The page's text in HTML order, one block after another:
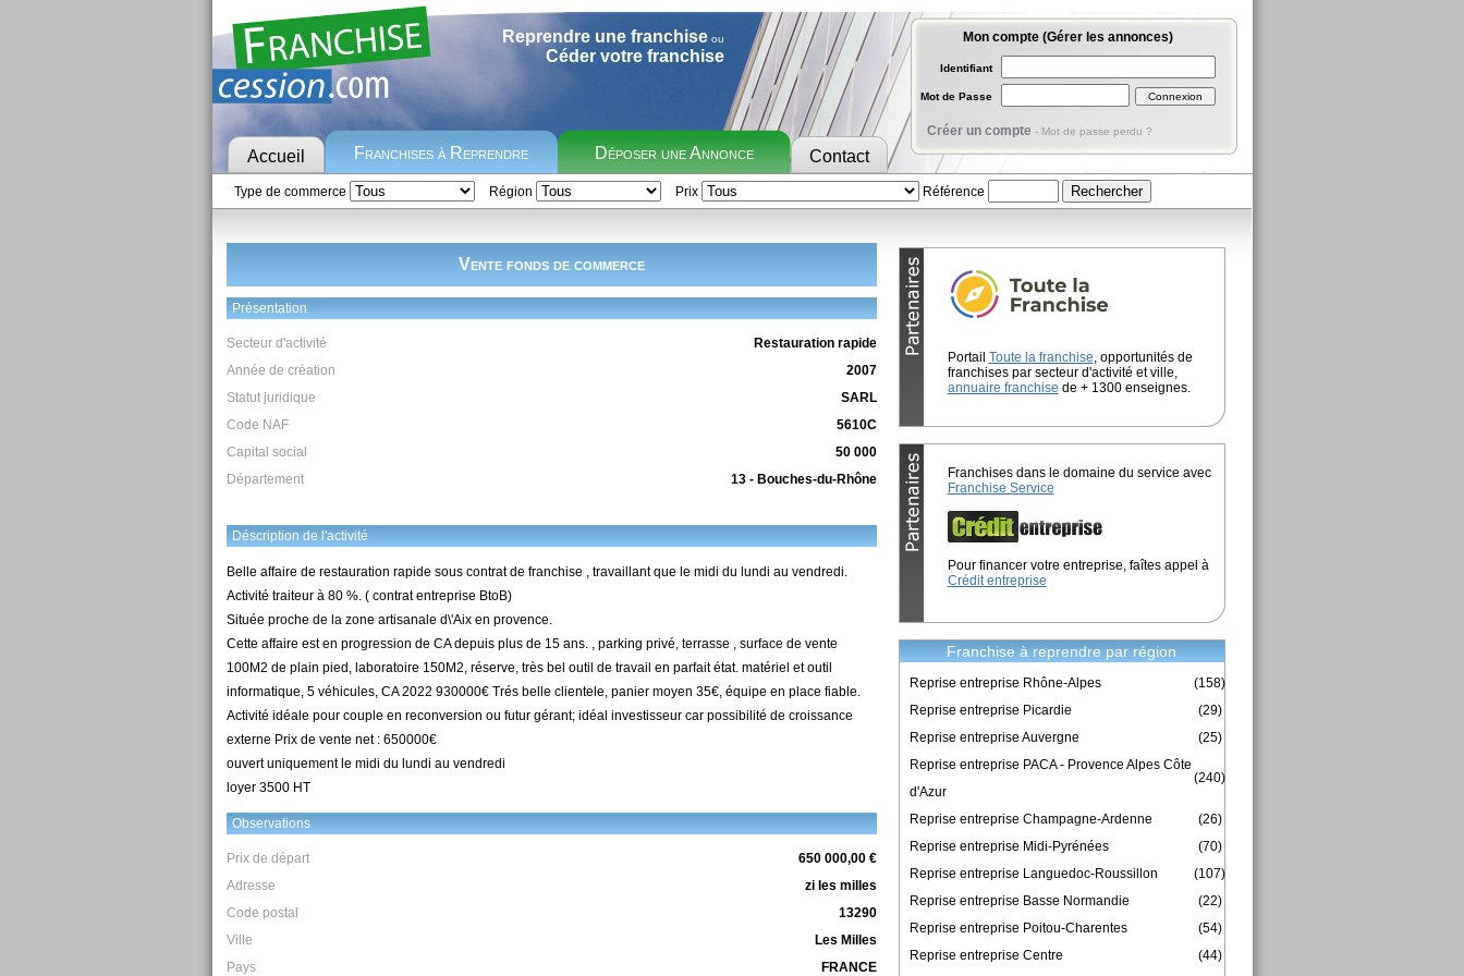
Reprendre une franchiseou
Céder votre franchise
Accueil Franchises à Reprendre Déposer une Annonce Contact
Mon compte (Gérer les annonces)
Identifiant
Mot de Passe
Créer un compte - Mot de passe perdu ?
Type de commerce Région Prix Référence
Vente fonds de commerce
Présentation
Secteur d'activité
Restauration rapide
Année de création
2007
Statut juridique
SARL
Code NAF
5610C
Capital social
50 000
Département
13 - Bouches-du-Rhône
Déscription de l'activité
Belle affaire de restauration rapide sous contrat de franchise , travaillant que le midi du lundi au vendredi.
Activité traiteur à 80 %. ( contrat entreprise BtoB)
Située proche de la zone artisanale d\'Aix en provence.
Cette affaire est en progression de CA depuis plus de 15 ans. , parking privé, terrasse , surface de vente
100M2 de plain pied, laboratoire 150M2, réserve, très bel outil de travail en parfait état. matériel et outil
informatique, 5 véhicules, CA 2022 930000€ Trés belle clientele, panier moyen 35€, équipe en place fiable.
Activité idéale pour couple en reconversion ou futur gérant; idéal investisseur car possibilité de croissance
externe Prix de vente net : 650000€
ouvert uniquement le midi du lundi au vendredi
loyer 3500 HT
Observations
Prix de départ
650 000,00 €
Adresse
zi les milles
Code postal
13290
Ville
Les Milles
Pays
FRANCE
Portail Toute la franchise, opportunités de
franchises par secteur d'activité et ville,
annuaire franchise de + 1300 enseignes.
Franchises dans le domaine du service avec
Franchise Service
Pour financer votre entreprise, faîtes appel à
Crédit entreprise
Franchise à reprendre par région
Reprise entreprise Rhône-Alpes
(158)
Reprise entreprise Picardie
(29)
Reprise entreprise Auvergne
(25)
Reprise entreprise PACA - Provence Alpes Côte
d'Azur
(240)
Reprise entreprise Champagne-Ardenne
(26)
Reprise entreprise Midi-Pyrénées
(70)
Reprise entreprise Languedoc-Roussillon
(107)
Reprise entreprise Basse Normandie
(22)
Reprise entreprise Poitou-Charentes
(54)
Reprise entreprise Centre
(44)